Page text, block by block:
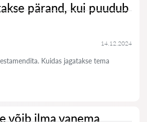
pärand, kui puudub
14.12.2024
Kuidas jagatakse tema
võib ilma vanema